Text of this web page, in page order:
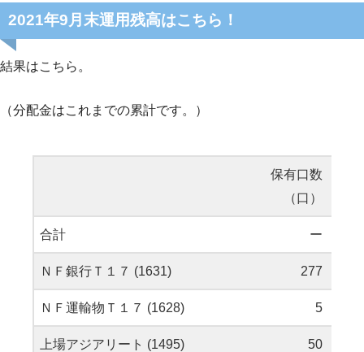
2021年9月末運用残高はこちら！
結果はこちら。
（分配金はこれまでの累計です。）
保有口数
（口）
合計 ー
ＮＦ銀行Ｔ１７ (1631) 277
ＮＦ運輸物Ｔ１７ (1628) 5
上場アジアリート (1495) 50